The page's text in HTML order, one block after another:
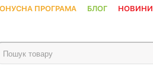
програма Блог Новини